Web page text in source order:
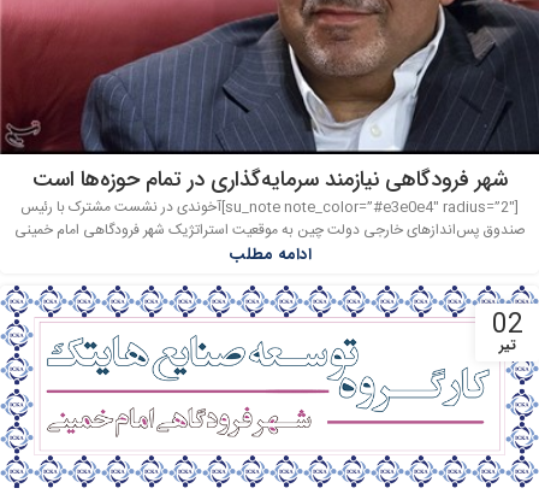
شهر فرودگاهی نیازمند سرمایه‌گذاری در تمام حوزه‌ها است
[su_note note_color=”#e3e0e4″ radius=”2″]آخوندی در نشست مشترک با رئیس
صندوق پس‌اندازهای خارجی دولت چین به موقعیت استراتژیک شهر فرودگاهی امام خمینی
ادامه مطلب
02
تیر